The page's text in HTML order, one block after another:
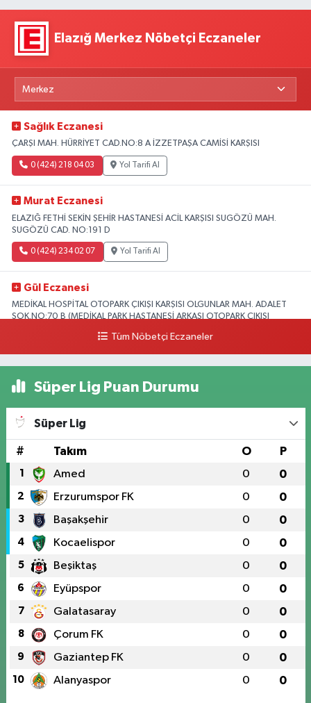
Elazığ Merkez Nöbetçi Eczaneler
Sağlık Eczanesi
ÇARŞI MAH. HÜRRİYET CAD.NO:8 A İZZETPAŞA CAMİSİ KARŞISI
0 (424) 218 04 03 Yol Tarifi Al
Murat Eczanesi
ELAZIĞ FETHİ SEKİN ŞEHİR HASTANESİ ACİL KARŞISI SUGÖZÜ MAH.
SUGÖZÜ CAD. NO:191 D
0 (424) 234 02 07 Yol Tarifi Al
Gül Eczanesi
MEDİKAL HOSPİTAL OTOPARK ÇIKIŞI KARŞISI OLGUNLAR MAH. ADALET
SOK.NO:70 B (MEDİKAL PARK HASTANESİ ARKASI OTOPARK ÇIKIŞI
Yıldız Eczanesi
Üniversite Mah.Yunus Emre Bulvarı No:2 A
Tüm Nöbetçi Eczaneler
Süper Lig Puan Durumu
Süper Lig
# Takım O P
1 Amed 0 0
2 Erzurumspor FK 0 0
3 Başakşehir 0 0
4 Kocaelispor 0 0
5 Beşiktaş 0 0
6 Eyüpspor 0 0
7 Galatasaray 0 0
8 Çorum FK 0 0
9 Gaziantep FK 0 0
10 Alanyaspor 0 0